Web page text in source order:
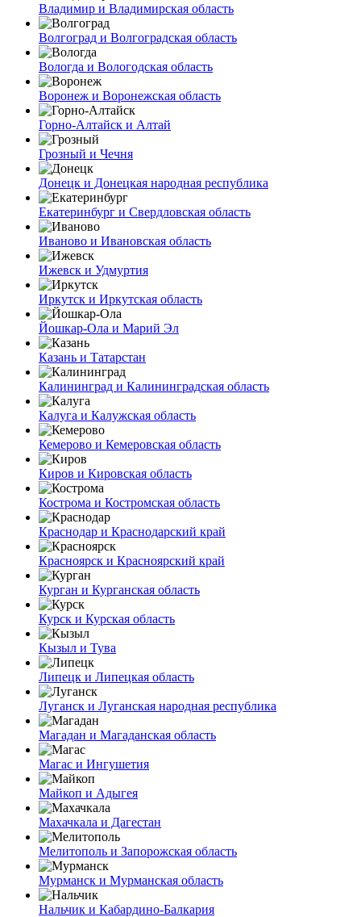
Владимир и Владимирская область
Волгоград и Волгоградская область
Вологда и Вологодская область
Воронеж и Воронежская область
Горно-Алтайск и Алтай
Грозный и Чечня
Донецк и Донецкая народная республика
Екатеринбург и Свердловская область
Иваново и Ивановская область
Ижевск и Удмуртия
Иркутск и Иркутская область
Йошкар-Ола и Марий Эл
Казань и Татарстан
Калининград и Калининградская область
Калуга и Калужская область
Кемерово и Кемеровская область
Киров и Кировская область
Кострома и Костромская область
Краснодар и Краснодарский край
Красноярск и Красноярский край
Курган и Курганская область
Курск и Курская область
Кызыл и Тува
Липецк и Липецкая область
Луганск и Луганская народная республика
Магадан и Магаданская область
Магас и Ингушетия
Майкоп и Адыгея
Махачкала и Дагестан
Мелитополь и Запорожская область
Мурманск и Мурманская область
Нальчик и Кабардино-Балкария